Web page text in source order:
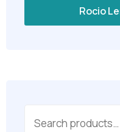
Rocio